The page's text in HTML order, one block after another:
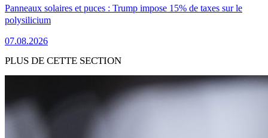
Panneaux solaires et puces : Trump impose 15% de taxes sur le
polysilicium
07.08.2026
PLUS DE CETTE SECTION